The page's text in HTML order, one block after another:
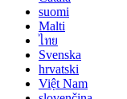
suomi
Malti
ไทย
Svenska
hrvatski
Việt Nam